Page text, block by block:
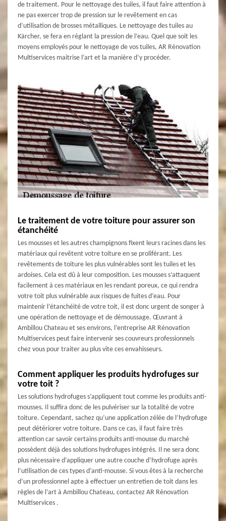
de traitement. Pour le nettoyage des tuiles, il faut faire attention à
ne pas exercer trop de pression sur le revêtement en cas
d’utilisation de brosses métalliques. Le nettoyage des tuiles au
Kärcher, se fera en réglant la pression de l’eau. Quel que soit les
moyens employés pour le nettoyage de vos tuiles, AR Rénovation
Multiservices maitrise l’art et la manière d’y procéder.
Le traitement de votre toiture pour assurer son
étanchéité
Les mousses et les autres champignons fixent leurs racines dans les
matériaux qui revêtent votre toiture en se proliférant. Les
revêtements de toiture les plus vulnérables sont les tuiles et les
ardoises. Cela est dû à leur composition. Les mousses s’attaquent
facilement à ces matériaux en les rendant poreux, ce qui rendra
votre toit plus vulnérable aux risques de fuites d’eau. Pour
maintenir l’étanchéité de votre toit, il est donc urgent de songer à
une opération de nettoyage et de démoussage. Œuvrant à
Ambillou Chateau et ses environs, l’entreprise AR Rénovation
Multiservices peut faire intervenir ses couvreurs professionnels
chez vous pour traiter au plus vite ces envahisseurs.
Comment appliquer les produits hydrofuges sur
votre toit ?
Les solutions hydrofuges s’appliquent tout comme les produits anti-
mousses. Il suffira donc de les pulvériser sur la totalité de votre
toiture. Cependant, sachez qu’une application zélée de l’hydrofuge
peut détériorer votre toiture. Dans ce cas, il faut faire très
attention car savoir certains produits anti-mousse du marché
possèdent déjà des solutions hydrofuges intégrés. Il ne sera donc
plus nécessaire d’appliquer une autre couche d’hydrofuge après
l’utilisation de ces types d’anti-mousse. Si vous êtes à la recherche
d’un professionnel apte à effectuer un entretien de toit dans les
règles de l’art à Ambillou Chateau, contactez AR Rénovation
Multiservices .